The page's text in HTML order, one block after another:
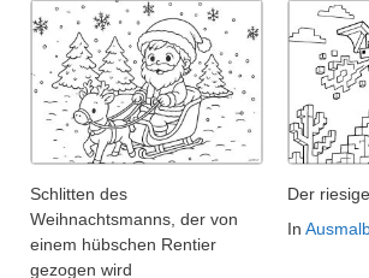
Schlitten des
Weihnachtsmanns, der von
einem hübschen Rentier
gezogen wird
Der
In